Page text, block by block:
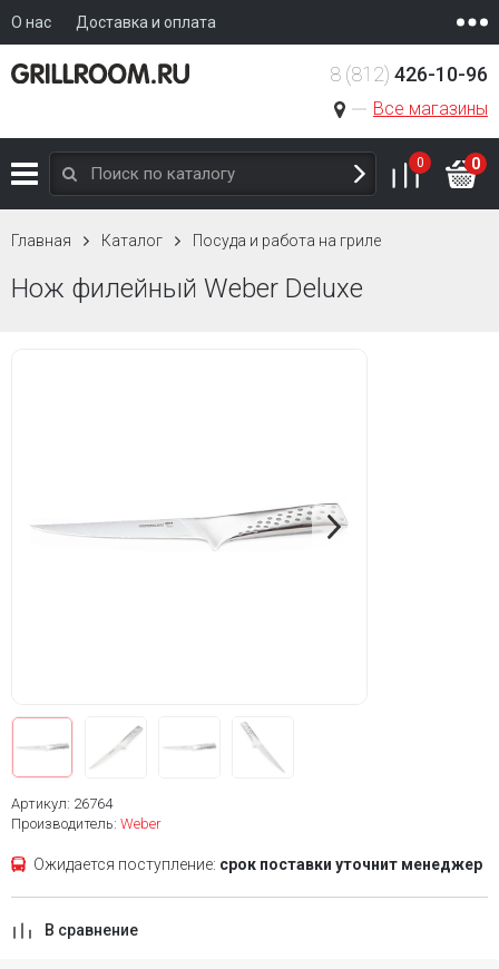
О нас Доставка и оплата
Все магазины
8 (812) 426-10-96
0 0
Главная Каталог Посуда и работа на гриле
Нож филейный Weber Deluxe
Артикул: 26764
Производитель: Weber
Ожидается поступление: срок поставки уточнит менеджер
В сравнение